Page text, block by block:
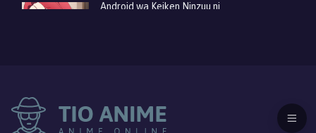
Android wa Keiken Ninzuu ni